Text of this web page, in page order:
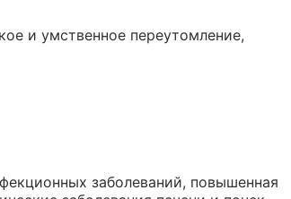
и умственное переутомление,
заболеваний, повышенная